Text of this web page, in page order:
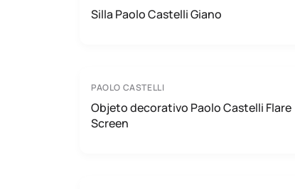
Silla Paolo Castelli Giano
PAOLO CASTELLI
Objeto decorativo Paolo Castelli Flare
Screen